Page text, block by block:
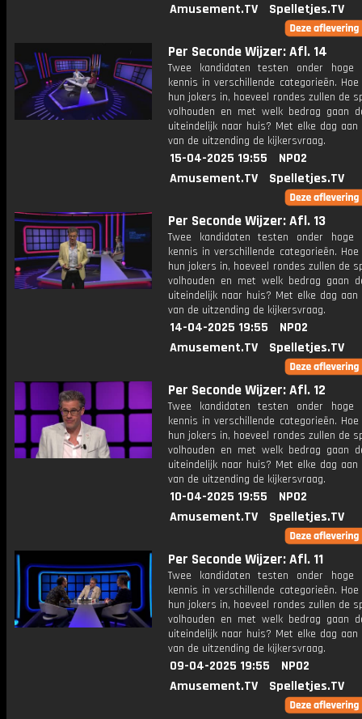
Amusement.TV
Spelletjes.TV
Per Seconde Wijzer: Afl. 14
Twee kandidaten testen onder hoge
kennis in verschillende categorieën.
hun jokers in, hoeveel rondes zullen de
volhouden en met welk bedrag gaan
uiteindelijk naar huis? Met elke dag
van de uitzending de kijkersvraag.
15-04-2025 19:55
NPO2
Amusement.TV
Spelletjes.TV
Per Seconde Wijzer: Afl. 13
Twee kandidaten testen onder hoge
kennis in verschillende categorieën.
hun jokers in, hoeveel rondes zullen de
volhouden en met welk bedrag gaan
uiteindelijk naar huis? Met elke dag
van de uitzending de kijkersvraag.
14-04-2025 19:55
NPO2
Amusement.TV
Spelletjes.TV
Per Seconde Wijzer: Afl. 12
Twee kandidaten testen onder hoge
kennis in verschillende categorieën.
hun jokers in, hoeveel rondes zullen de
volhouden en met welk bedrag gaan
uiteindelijk naar huis? Met elke dag
van de uitzending de kijkersvraag.
10-04-2025 19:55
NPO2
Amusement.TV
Spelletjes.TV
Per Seconde Wijzer: Afl. 11
Twee kandidaten testen onder hoge
kennis in verschillende categorieën.
hun jokers in, hoeveel rondes zullen de
volhouden en met welk bedrag gaan
uiteindelijk naar huis? Met elke dag
van de uitzending de kijkersvraag.
09-04-2025 19:55
NPO2
Amusement.TV
Spelletjes.TV